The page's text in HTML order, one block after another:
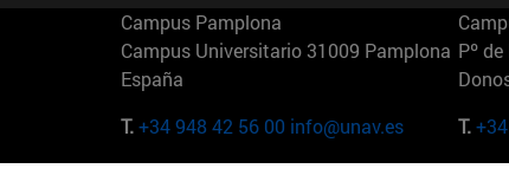
Campus Pamplona
Campus Universitario 31009 Pamplona
España
T.+34 948 42 56 00 info@unav.es
Pº
T.